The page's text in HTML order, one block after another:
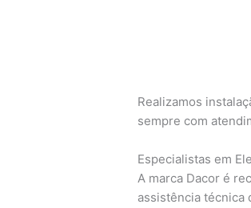
Realizamos
sempre com
Especialistas em
A marca Dacor é
assistência técnica